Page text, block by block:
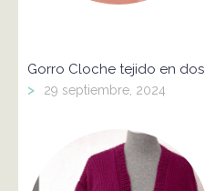
Gorro Cloche tejido en
> 29 septiembre, 2024